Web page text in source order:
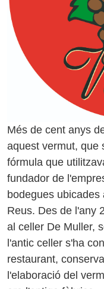
Més de cent anys
aquest vermut, que
fórmula que
fundador de
bodegues
Reus. Des de l'any
al celler De Muller,
l'antic celler s'ha
restaurant,
l'elaboració del